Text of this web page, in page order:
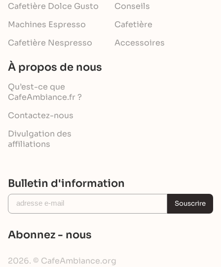
Bulletin d'information
Souscrire
Abonnez - nous
2026. © CafeAmbiance.org
Cafetière Dolce Gusto
Machines Espresso
Cafetière Nespresso
Conseils
Cafetière
Accessoires
À propos de nous
Qu’est-ce que
CafeAmbiance.fr ?
Contactez-nous
Divulgation des
affiliations